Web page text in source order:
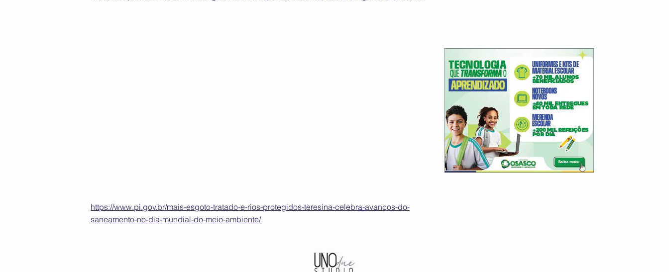
https://www.pi.gov.br/mais-esgoto-tratado-e-rios-protegidos-teresina-celebra-avancos-do-
saneamento-no-dia-mundial-do-meio-ambiente/